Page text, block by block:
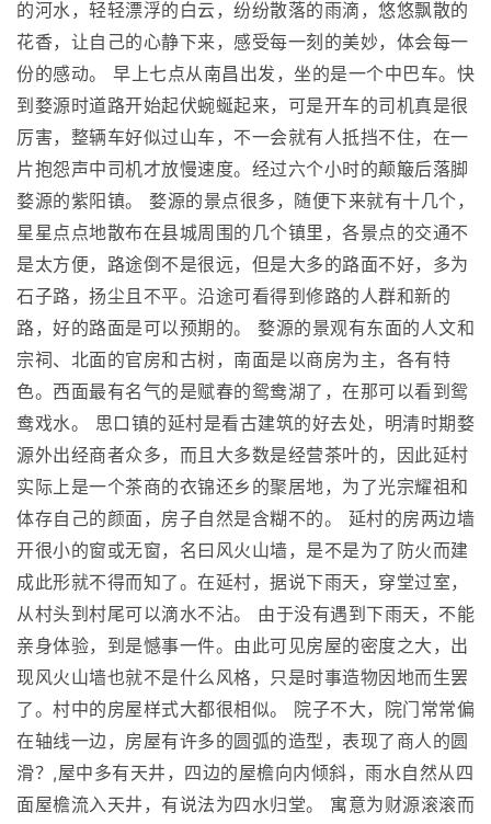
的河水，轻轻漂浮的白云，纷纷散落的雨滴，悠悠飘散的
花香，让自己的心静下来，感受每一刻的美妙，体会每一
份的感动。 早上七点从南昌出发，坐的是一个中巴车。快
到婺源时道路开始起伏蜿蜒起来，可是开车的司机真是很
厉害，整辆车好似过山车，不一会就有人抵挡不住，在一
片抱怨声中司机才放慢速度。经过六个小时的颠簸后落脚
婺源的紫阳镇。 婺源的景点很多，随便下来就有十几个，
星星点点地散布在县城周围的几个镇里，各景点的交通不
是太方便，路途倒不是很远，但是大多的路面不好，多为
石子路，扬尘且不平。沿途可看得到修路的人群和新的
路，好的路面是可以预期的。 婺源的景观有东面的人文和
宗祠、北面的官房和古树，南面是以商房为主，各有特
色。西面最有名气的是赋春的鸳鸯湖了，在那可以看到鸳
鸯戏水。 思口镇的延村是看古建筑的好去处，明清时期婺
源外出经商者众多，而且大多数是经营茶叶的，因此延村
实际上是一个茶商的衣锦还乡的聚居地，为了光宗耀祖和
体存自己的颜面，房子自然是含糊不的。 延村的房两边墙
开很小的窗或无窗，名曰风火山墙，是不是为了防火而建
成此形就不得而知了。在延村，据说下雨天，穿堂过室，
从村头到村尾可以滴水不沾。 由于没有遇到下雨天，不能
亲身体验，到是憾事一件。由此可见房屋的密度之大，出
现风火山墙也就不是什么风格，只是时事造物因地而生罢
了。村中的房屋样式大都很相似。 院子不大，院门常常偏
在轴线一边，房屋有许多的圆弧的造型，表现了商人的圆
滑？,屋中多有天井，四边的屋檐向内倾斜，雨水自然从四
面屋檐流入天井，有说法为四水归堂。 寓意为财源滚滚而